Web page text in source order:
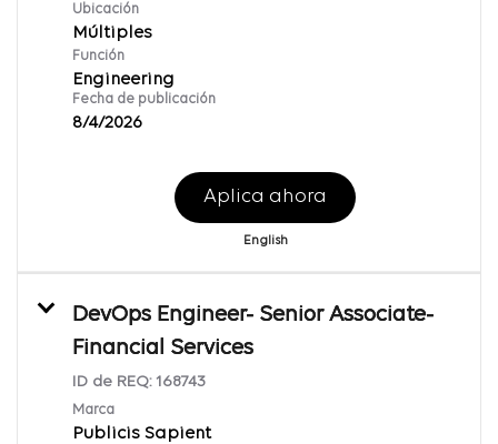
Ubicación
Múltiples
Función
Engineering
Fecha de publicación
8/4/2026
Aplica ahora
English
DevOps Engineer- Senior Associate-
Financial Services
ID de REQ: 168743
Marca
Publicis Sapient